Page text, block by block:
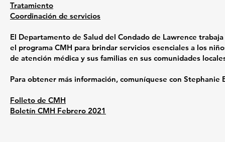
Tratamiento
Coordinación de servicios
El Departamento de Salud del Condado de Lawrence
el programa CMH para brindar servicios esenciales a los
de atención médica y sus familias en sus comunidades
Para obtener más información, comuníquese con Stephanie
Folleto de CMH
Boletín CMH Febrero 2021